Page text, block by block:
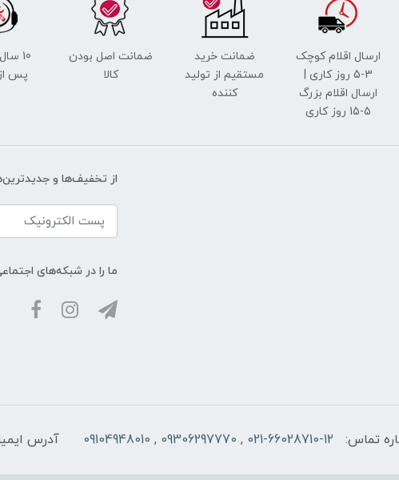
ارسال اقلام کوچک
3-5 روز کاری |
ارسال اقلام بزرگ
5-15 روز کاری
ضمانت خرید
مستقیم از تولید
کننده
ضمانت اصل بودن
کالا
10
پس
از تخفیف‌ها و
ما را در شبکه‌های
تماس: 021-66028710-12 , 09306297770 , 09104948010 آدرس